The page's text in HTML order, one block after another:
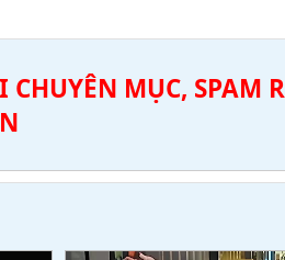
CHUYÊN MỤC, SPAM